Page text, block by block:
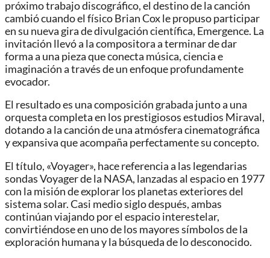
próximo trabajo discográfico, el destino de la canción
cambió cuando el físico Brian Cox le propuso participar
en su nueva gira de divulgación científica, Emergence. La
invitación llevó a la compositora a terminar de dar
forma a una pieza que conecta música, ciencia e
imaginación a través de un enfoque profundamente
evocador.
El resultado es una composición grabada junto a una
orquesta completa en los prestigiosos estudios Miraval,
dotando a la canción de una atmósfera cinematográfica
y expansiva que acompaña perfectamente su concepto.
El título, «Voyager», hace referencia a las legendarias
sondas Voyager de la NASA, lanzadas al espacio en 1977
con la misión de explorar los planetas exteriores del
sistema solar. Casi medio siglo después, ambas
continúan viajando por el espacio interestelar,
convirtiéndose en uno de los mayores símbolos de la
exploración humana y la búsqueda de lo desconocido.